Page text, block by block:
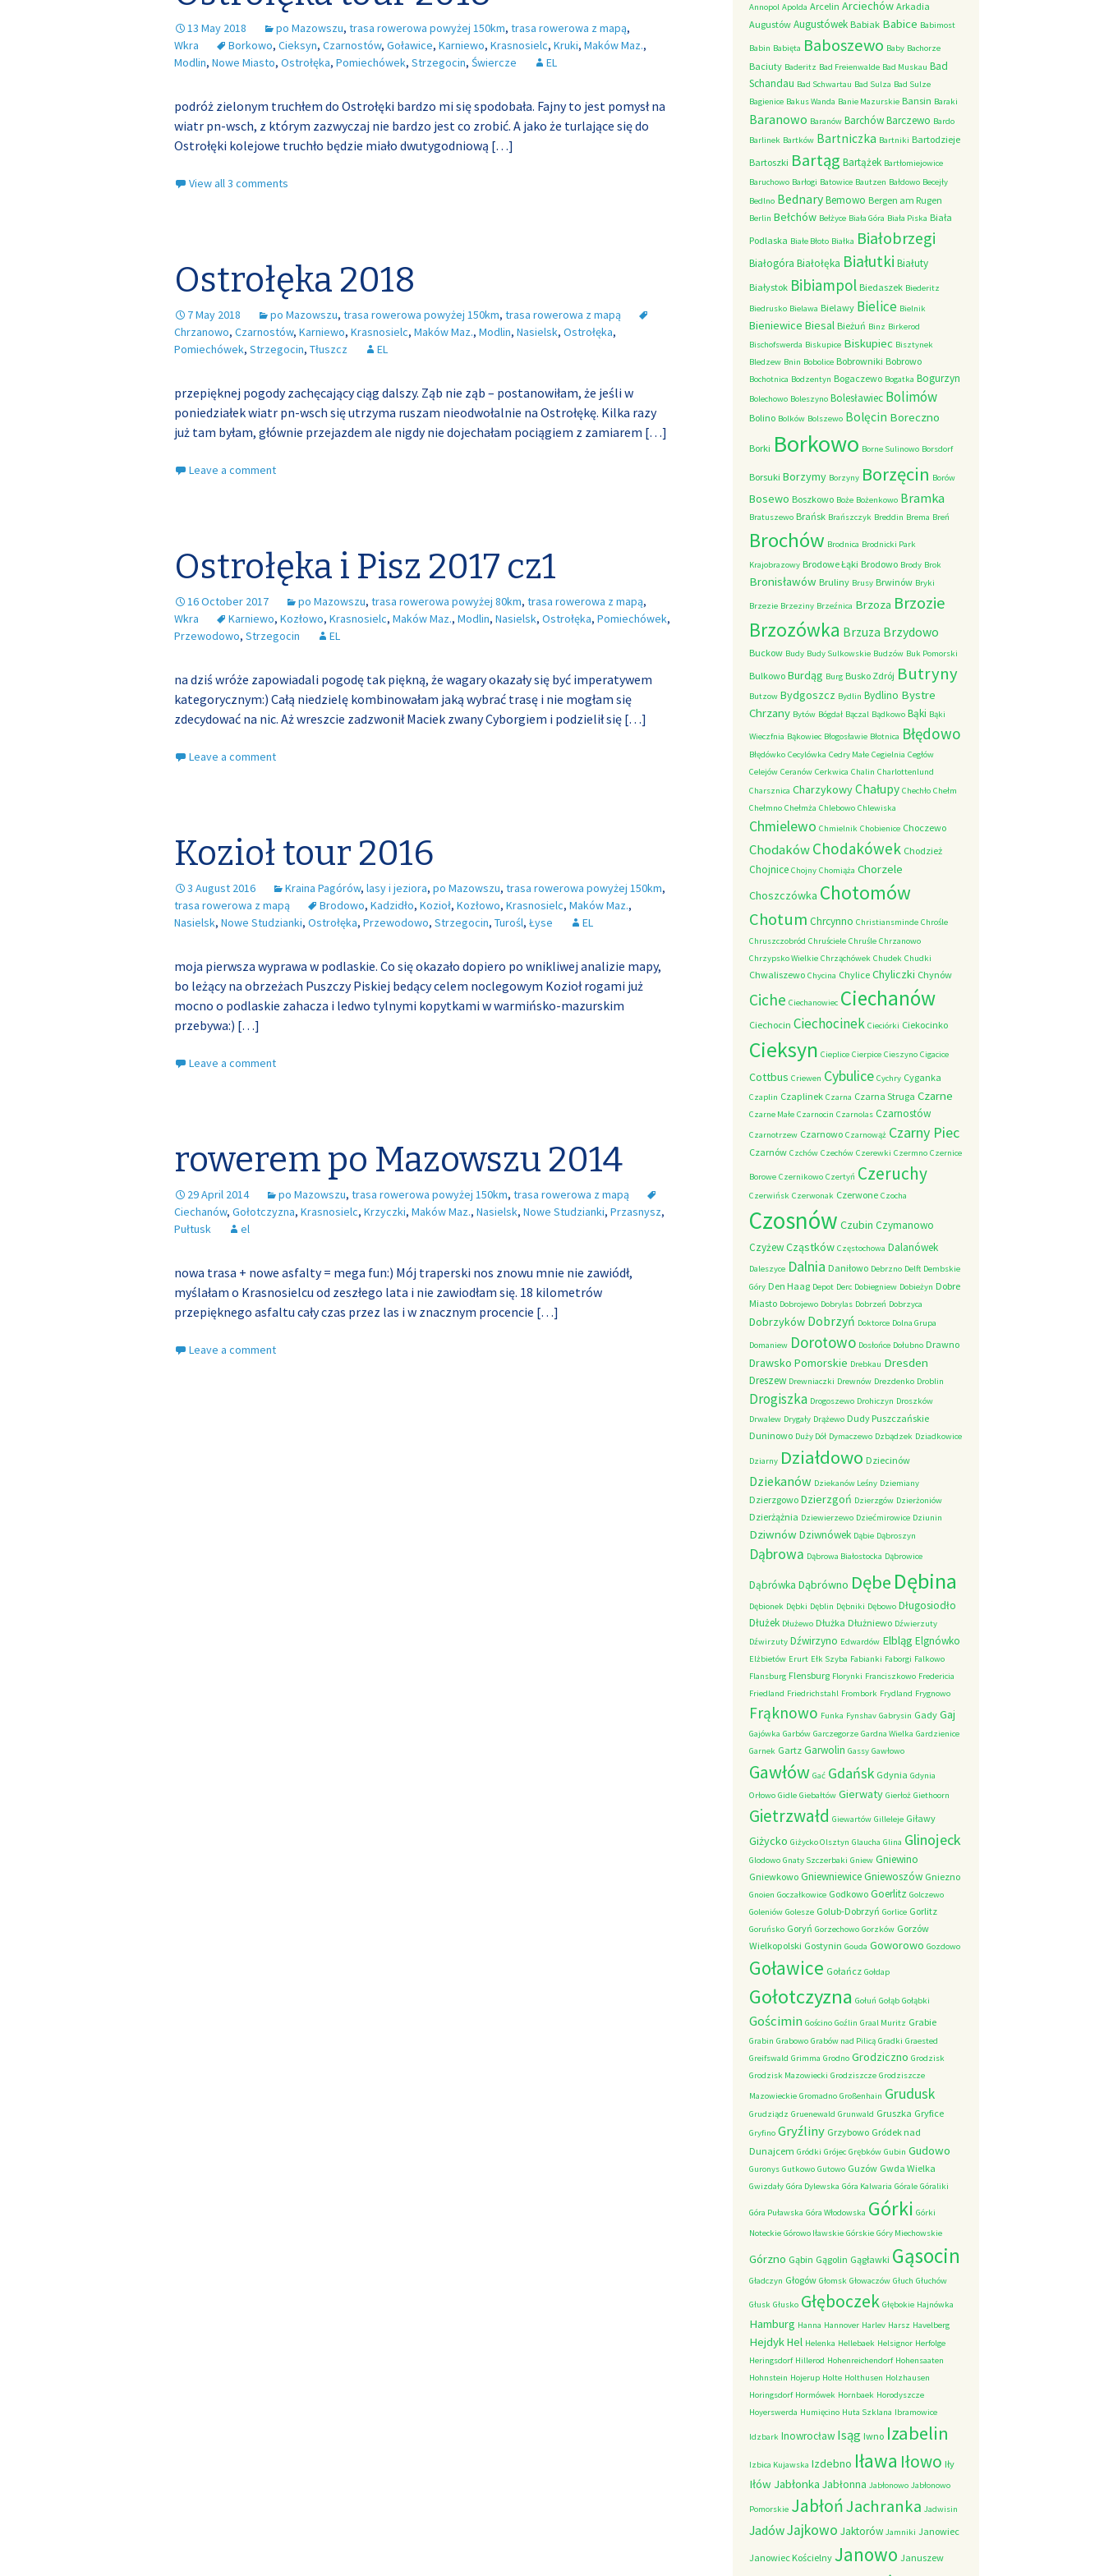
13 May 2018 po Mazowszu, trasa rowerowa powyżej 150km, trasa rowerowa z mapą,
Wkra
Borkowo, Cieksyn, Czarnostów, Goławice, Karniewo, Krasnosielc, Kruki, Maków Maz.,
Modlin, Nowe Miasto, Ostrołęka, Pomiechówek, Strzegocin, Świercze EL
podróż zielonym truchłem do Ostrołęki bardzo mi się spodobała. Fajny to jest pomysł na
wiatr pn-wsch, z którym zazwyczaj nie bardzo jest co zrobić. A jako że turlające się do
Ostrołęki kolejowe truchło będzie miało dwutygodniową […]
View all 3 comments
Ostrołęka 2018
7 May 2018 po Mazowszu, trasa rowerowa powyżej 150km, trasa rowerowa z mapą
Chrzanowo, Czarnostów, Karniewo, Krasnosielc, Maków Maz., Modlin, Nasielsk, Ostrołęka,
Pomiechówek, Strzegocin, Tłuszcz EL
przepięknej pogody zachęcający ciąg dalszy. Ząb nie ząb – postanowiłam, że jeśli w
poniedziałek wiatr pn-wsch się utrzyma ruszam nieodwołalnie na Ostrołękę. Kilka razy
już tam byłam, głównie przejazdem ale nigdy nie dojechałam pociągiem z zamiarem […]
Leave a comment
Ostrołęka i Pisz 2017 cz1
16 October 2017 po Mazowszu, trasa rowerowa powyżej 80km, trasa rowerowa z mapą,
Wkra
Karniewo, Kozłowo, Krasnosielc, Maków Maz., Modlin, Nasielsk, Ostrołęka, Pomiechówek,
Przewodowo, Strzegocin EL
na dziś wróże zapowiadali pogodę tak piękną, że wagary okazały się być imperatywem
kategorycznym:) Całą niedzielę kombinowałam jaką wybrać trasę i nie mogłam się
zdecydować na nic. Aż wreszcie zadzwonił Maciek zwany Cyborgiem i podzielił się […]
Leave a comment
Kozioł tour 2016
3 August 2016 Kraina Pagórów, lasy i jeziora, po Mazowszu, trasa rowerowa powyżej 150km,
trasa rowerowa z mapą
Brodowo, Kadzidło, Kozioł, Kozłowo, Krasnosielc, Maków Maz.,
Nasielsk, Nowe Studzianki, Ostrołęka, Przewodowo, Strzegocin, Turośl, Łyse EL
moja pierwsza wyprawa w podlaskie. Co się okazało dopiero po wnikliwej analizie mapy,
bo leżący na obrzeżach Puszczy Piskiej bedący celem noclegowym Kozioł rogami już
mocno o podlaskie zahacza i ledwo tylnymi kopytkami w warmińsko-mazurskim
przebywa:) […]
Leave a comment
rowerem po Mazowszu 2014
29 April 2014 po Mazowszu, trasa rowerowa powyżej 150km, trasa rowerowa z mapą
Ciechanów, Gołotczyzna, Krasnosielc, Krzyczki, Maków Maz., Nasielsk, Nowe Studzianki, Przasnysz,
Pułtusk
el
nowa trasa + nowe asfalty = mega fun:) Mój traperski nos znowu mnie nie zawiódł,
myślałam o Krasnosielcu od zeszłego lata i nie zawiodłam się. 18 kilometrów
przepięknego asfaltu cały czas przez las i w znacznym procencie […]
Leave a comment
Annopol Apolda Arcelin Arciechów Arkadia
Augustów Augustówek Babiak Babice Babimost
Babin Babięta Baboszewo Baby Bachorze
Baciuty Baderitz Bad Freienwalde Bad Muskau Bad
Schandau Bad Schwartau Bad Sulza Bad Sulze
Bagienice Bakus Wanda Banie Mazurskie Bansin Baraki
Baranowo Baranów BarchówBarczewo Bardo
Barlinek Bartków Bartniczka Bartniki Bartodzieje
Bartoszki Bartąg Bartążek Bartłomiejowice
Baruchowo Barłogi Batowice Bautzen Bałdowo Becejły
Bedlno BednaryBemowo Bergen am Rugen
Berlin Bełchów Bełżyce Biała Góra Biała Piska Biała
Podlaska Białe Błoto Białka Białobrzegi
Białogóra Białołęka Białutki Białuty
Białystok Bibiampol Biedaszek Biederitz
Biedrusko Bielawa Bielawy Bielice Bielnik
Bieniewice Biesal Bieżuń Binz Birkerod
Bischofswerda Biskupice Biskupiec Bisztynek
Bledzew Bnin Bobolice Bobrowniki Bobrowo
Bochotnica Bodzentyn Bogaczewo Bogatka Bogurzyn
Bolechowo Boleszyno Bolesławiec Bolimów
Bolino Bolków Bolszewo Bolęcin Boreczno
Borki Borkowo Borne Sulinowo Borsdorf
Borsuki Borzymy Borzyny Borzęcin Borów
Bosewo Boszkowo Boże Bożenkowo Bramka
Bratuszewo Brańsk Brańszczyk Breddin Brema Breń
Brochów Brodnica Brodnicki Park
Krajobrazowy Brodowe Łąki Brodowo Brody Brok
Bronisławów Bruliny Brusy Brwinów Bryki
Brzezie Brzeziny Brzeźnica Brzoza Brzozie
Brzozówka Brzuza Brzydowo
Buckow Budy Budy Sulkowskie Budzów Buk Pomorski
Bulkowo Burdąg Burg Busko Zdrój Butryny
Butzow Bydgoszcz Bydlin Bydlino Bystre
Chrzany Bytów Bógdał Bączal Bądkowo Bąki Bąki
Wieczfnia Bąkowiec Błogosławie Błotnica Błędowo
Błędówko Cecylówka Cedry Małe Cegielnia Cegłów
Celejów Ceranów Cerkwica Chalin Charlottenlund
Charsznica CharzykowyChałupy Chechło Chełm
Chełmno Chełmża Chlebowo Chlewiska
Chmielewo Chmielnik Chobienice Choczewo
ChodakówChodakówek Chodzież
Chojnice Chojny Chomiąża Chorzele
Choszczówka Chotomów
Chotum Chrcynno Christiansminde Chrośle
Chruszczobród Chruściele Chruśle Chrzanowo
Chrzypsko Wielkie Chrząchówek Chudek Chudki
Chwaliszewo Chycina Chylice Chyliczki Chynów
Ciche Ciechanowiec Ciechanów
Ciechocin Ciechocinek Cieciórki Ciekocinko
Cieksyn Cieplice Cierpice Cieszyno Cigacice
Cottbus Criewen Cybulice Cychry Cyganka
Czaplin Czaplinek Czarna Czarna Struga Czarne
Czarne Małe Czarnocin Czarnolas Czarnostów
Czarnotrzew Czarnowo Czarnowąż Czarny Piec
Czarnów Czchów Czechów Czerewki Czermno Czernice
Borowe Czernikowo Czertyń Czeruchy
Czerwińsk Czerwonak Czerwone Czocha
Czosnów Czubin Czymanowo
CzyżewCząstków Częstochowa Dalanówek
Daleszyce Dalnia Daniłowo Debrzno Delft Dembskie
Góry Den Haag Depot Derc Dobiegniew Dobieżyn Dobre
Miasto Dobrojewo Dobrylas Dobrzeń Dobrzyca
Dobrzyków Dobrzyń Doktorce Dolna Grupa
Domaniew Dorotowo Dosłońce Dołubno Drawno
Drawsko Pomorskie Drebkau Dresden
Dreszew Drewniaczki Drewnów Drezdenko Droblin
Drogiszka Drogoszewo Drohiczyn Droszków
Drwalew Drygały Drążewo Dudy Puszczańskie
Duninowo Duży Dół Dymaczewo Dzbądzek Dziadkowice
Dziarny Działdowo Dziecinów
Dziekanów Dziekanów Leśny Dziemiany
Dzierzgowo Dzierzgoń Dzierzgów Dzierżoniów
Dzierżążnia Dziewierzewo Dziećmirowice Dziunin
DziwnówDziwnówek Dąbie Dąbroszyn
Dąbrowa Dąbrowa Białostocka Dąbrowice
Dąbrówka Dąbrówno Dębe Dębina
Dębionek Dębki Dęblin Dębniki Dębowo Długosiodło
Dłużek Dłużewo Dłużka Dłużniewo Dźwierzuty
Dźwirzuty Dźwirzyno Edwardów Elbląg Elgnówko
Elżbietów Erurt Ełk Szyba Fabianki Faborgi Falkowo
Flansburg Flensburg Florynki Franciszkowo Fredericia
Friedland Friedrichstahl Frombork Frydland Frygnowo
Frąknowo Funka Fynshav Gabrysin Gady Gaj
Gajówka Garbów Garczegorze Gardna Wielka Gardzienice
Garnek Gartz Garwolin Gassy Gawłowo
Gawłów Gać Gdańsk Gdynia Gdynia
Orłowo Gidle Giebałtów Gierwaty Gierłoż Giethoorn
Gietrzwałd Giewartów Gilleleje Giławy
Giżycko Giżycko Olsztyn Glaucha Glina Glinojeck
Glodowo Gnaty Szczerbaki Gniew Gniewino
Gniewkowo GniewniewiceGniewoszów Gniezno
Gnoien Goczałkowice Godkowo Goerlitz Golczewo
Goleniów Golesze Golub-Dobrzyń Gorlice Gorlitz
Goruńsko Goryń Gorzechowo Gorzków Gorzów
Wielkopolski Gostynin Gouda Goworowo Gozdowo
Goławice Gołańcz Gołdap
Gołotczyzna Gołuń Gołąb Gołąbki
Gościmin Gościno Goźlin Graal Muritz Grabie
Grabin Grabowo Grabów nad Pilicą Gradki Graested
Greifswald Grimma Grodno Grodziczno Grodzisk
Grodzisk Mazowiecki Grodziszcze Grodziszcze
Mazowieckie Gromadno Großenhain Grudusk
Grudziądz Gruenewald Grunwald Gruszka Gryfice
Gryfino Gryźliny Grzybowo Gródek nad
Dunajcem Gródki Grójec Grębków Gubin Gudowo
Guronys Gutkowo Gutowo Guzów Gwda Wielka
Gwizdały Góra Dylewska Góra Kalwaria Górale Góraliki
Góra Puławska Góra Włodowska Górki Górki
Noteckie Górowo Iławskie Górskie Góry Miechowskie
Górzno Gąbin Gągolin Gągławki Gąsocin
Gładczyn Głogów Głomsk Głowaczów Głuch Głuchów
Głusk Głusko Głęboczek Głębokie Hajnówka
Hamburg Hanna Hannover Harlev Harsz Havelberg
HejdykHel Helenka Hellebaek Helsignor Herfolge
Heringsdorf Hillerod Hohenreichendorf Hohensaaten
Hohnstein Hojerup Holte Holthusen Holzhausen
Horingsdorf Hormówek Hornbaek Horodyszcze
Hoyerswerda Humięcino Huta Szklana Ibramowice
Idzbark Inowrocław Isąg Iwno Izabelin
Izbica Kujawska Izdebno Iława Iłowo Iły
Iłów Jabłonka Jabłonna Jabłonowo Jabłonowo
Pomorskie JabłońJachranka Jadwisin
JadówJajkowo Jaktorów Jamniki Janowiec
Janowiec Kościelny Janowo Januszew